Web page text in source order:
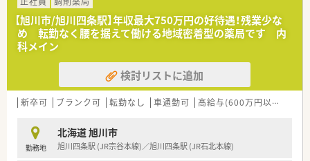
【旭川市/旭川四条駅】年収最大750万円の好待遇！残業少な
め 転勤なく腰を据えて働ける地域密着型の薬局です 内
科メイン
検討リストに追加
新卒可 ブランク可 転勤なし 車通勤可 高給与(600万円以上)
勤務地
北海道 旭川市
旭川四条駅 (JR宗谷本線)／旭川四条駅 (JR石北本線)